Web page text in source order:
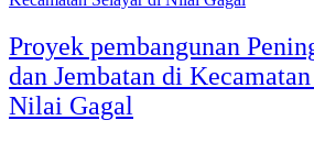
Proyek pembangunan
dan Jembatan di
Nilai Gagal